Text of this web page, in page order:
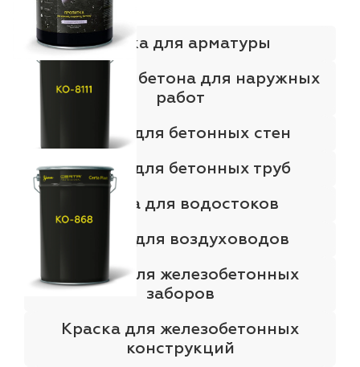
Краска для арматуры
Краска для бетона для наружных
работ
Краска для бетонных стен
Краска для бетонных труб
Краска для водостоков
Краска для воздуховодов
Краска для железобетонных
заборов
Краска для железобетонных
конструкций